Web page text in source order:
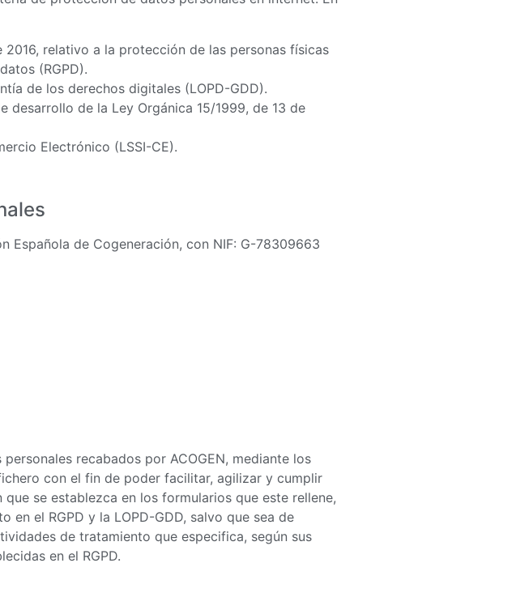
relativo a la protección de las personas físicas
(RGPD).
de los derechos digitales (LOPD-GDD).
desarrollo de la Ley Orgánica 15/1999, de 13 de
Electrónico (LSSI-CE).
Española de Cogeneración, con NIF: G-78309663
recabados por ACOGEN, mediante los
con el fin de poder facilitar, agilizar y cumplir
se establezca en los formularios que este rellene,
el RGPD y la LOPD-GDD, salvo que sea de
de tratamiento que especifica, según sus
en el RGPD.